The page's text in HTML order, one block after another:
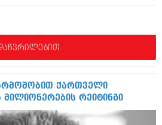
ქართველი
რეიტინგი